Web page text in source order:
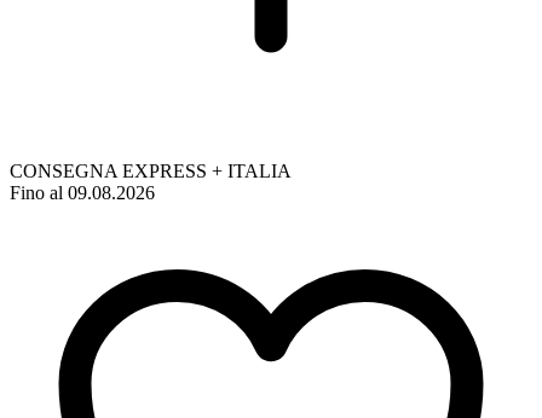
CONSEGNA EXPRESS + ITALIA
Fino al 09.08.2026